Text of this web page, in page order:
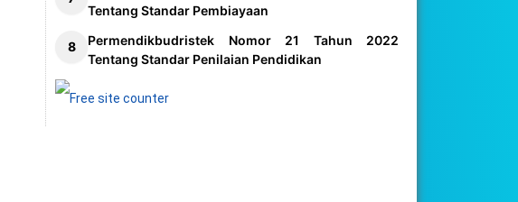
Tentang Standar Pembiayaan
Permendikbudristek Nomor 21 Tahun 2022
Tentang Standar Penilaian Pendidikan